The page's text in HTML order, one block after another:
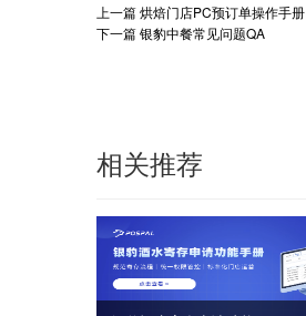
上一篇烘焙门店PC预订单操作手册
下一篇银豹中餐常见问题QA
相关推荐